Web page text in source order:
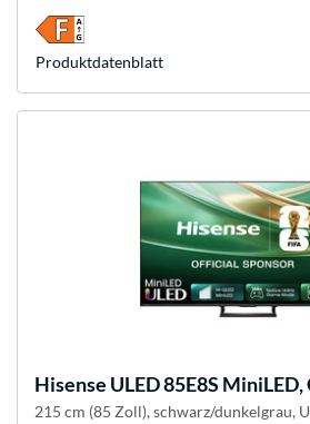
Produkt­datenblatt
Hisense ULED 85E8S
215 cm (85 Zoll), schwarz/dunkelgrau,